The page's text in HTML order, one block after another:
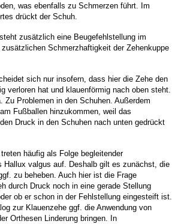
was ebenfalls zu Schmerzen führt. Im
drückt der Schuh.
zusätzlich eine Beugefehlstellung im
Schmerzhaftigkeit der Zehenkuppe
sich nur insofern, dass hier die Zehe den
verloren hat und klauenförmig nach oben steht.
Zu Problemen in den Schuhen. Außerdem
Fußballen hinzukommen, weil das
Druck in den Schuhen nach unten gedrückt
häufig als Folge begleitender
Hallux valgus auf. Deshalb gilt es zunächst, die
zu beheben. Auch hier ist die Frage
durch Druck noch in eine gerade Stellung
ob er schon in der Fehlstellung eingesteift ist.
zur Klauenzehe ggf. die Anwendung von
Orthesen Linderung bringen. In